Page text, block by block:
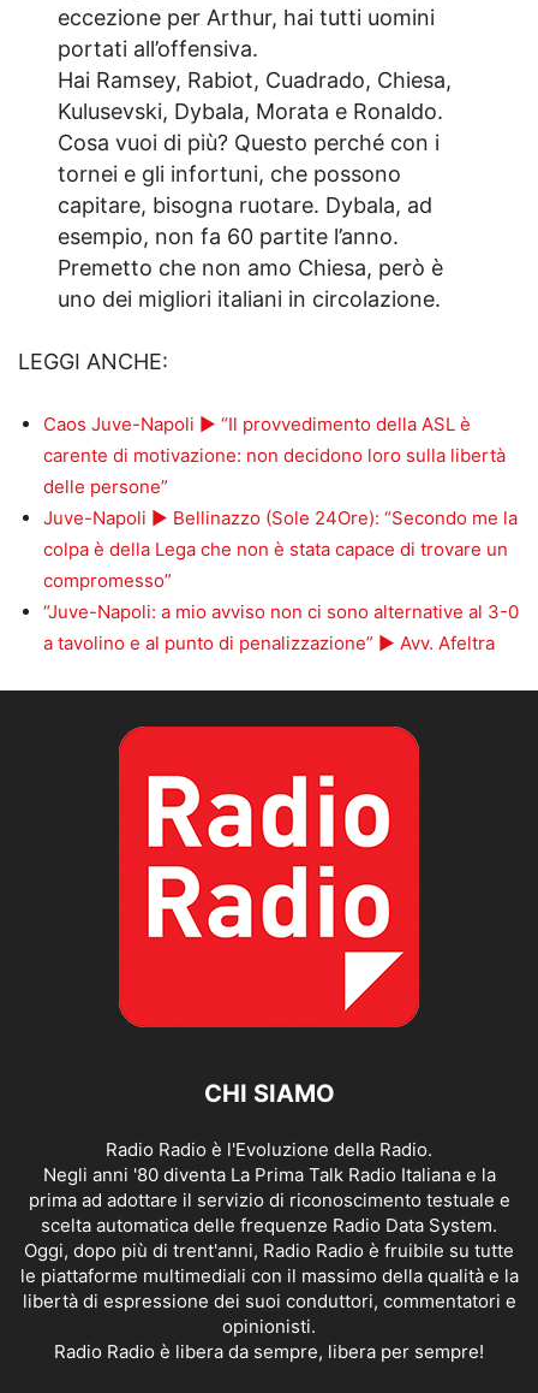
eccezione per Arthur, hai tutti uomini
portati all’offensiva.
Hai Ramsey, Rabiot, Cuadrado, Chiesa,
Kulusevski, Dybala, Morata e Ronaldo.
Cosa vuoi di più? Questo perché con i
tornei e gli infortuni, che possono
capitare, bisogna ruotare. Dybala, ad
esempio, non fa 60 partite l’anno.
Premetto che non amo Chiesa, però è
uno dei migliori italiani in circolazione.
LEGGI ANCHE:
Caos Juve-Napoli ► “Il provvedimento della ASL è
carente di motivazione: non decidono loro sulla libertà
delle persone”
Juve-Napoli ► Bellinazzo (Sole 24Ore): “Secondo me la
colpa è della Lega che non è stata capace di trovare un
compromesso”
“Juve-Napoli: a mio avviso non ci sono alternative al 3-0
a tavolino e al punto di penalizzazione” ► Avv. Afeltra
CHI SIAMO
Radio Radio è l'Evoluzione della Radio.
Negli anni '80 diventa La Prima Talk Radio Italiana e la
prima ad adottare il servizio di riconoscimento testuale e
scelta automatica delle frequenze Radio Data System.
Oggi, dopo più di trent'anni, Radio Radio è fruibile su tutte
le piattaforme multimediali con il massimo della qualità e la
libertà di espressione dei suoi conduttori, commentatori e
opinionisti.
Radio Radio è libera da sempre, libera per sempre!